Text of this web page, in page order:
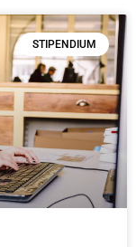
STIPENDIUM